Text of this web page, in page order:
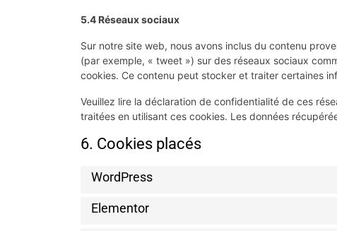
5.4 Réseaux sociaux
Sur notre site web, nous avons inclus du contenu
(par exemple, « tweet ») sur des réseaux sociaux
cookies. Ce contenu peut stocker et traiter certaines
Veuillez lire la déclaration de confidentialité de ces
traitées en utilisant ces cookies. Les données
6. Cookies placés
WordPress
Elementor